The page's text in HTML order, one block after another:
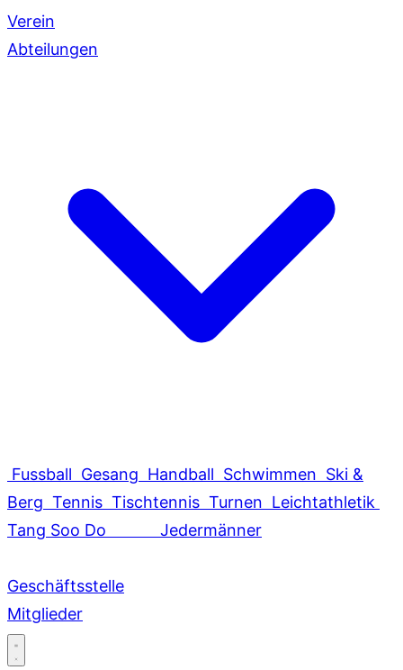
Verein
Abteilungen
Fussball Gesang Handball Schwimmen Ski &
Berg Tennis Tischtennis Turnen Leichtathletik
Tang Soo Do
Jedermänner
Geschäftsstelle
Mitglieder